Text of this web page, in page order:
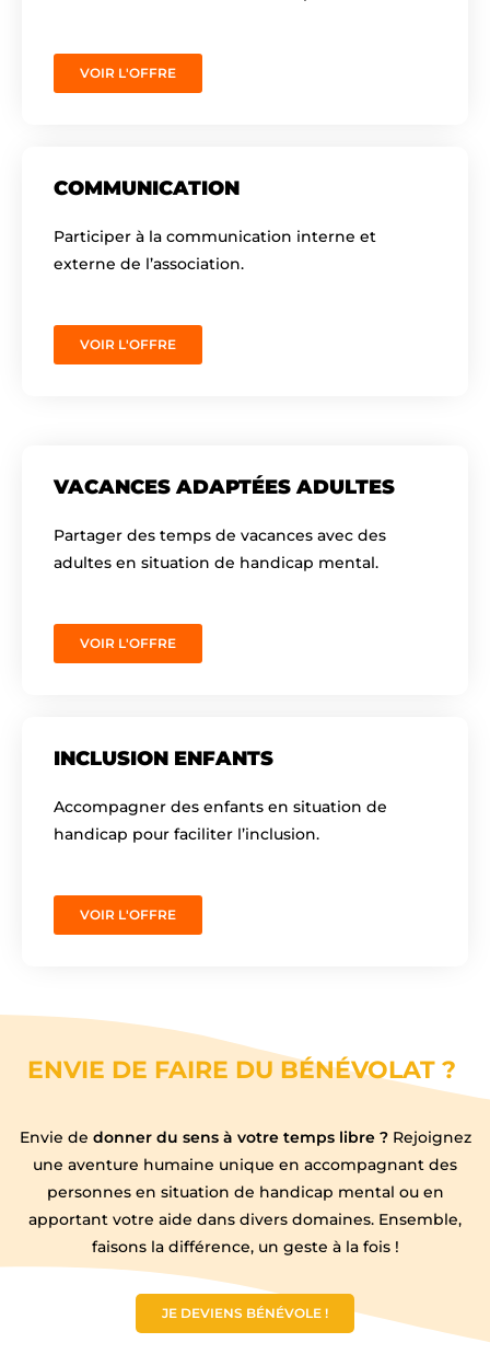
VOIR L'OFFRE
COMMUNICATION
Participer à la communication interne et
externe de l’association.
VOIR L'OFFRE
VACANCES ADAPTÉES ADULTES
Partager des temps de vacances avec des
adultes en situation de handicap mental.
VOIR L'OFFRE
INCLUSION ENFANTS
Accompagner des enfants en situation de
handicap pour faciliter l’inclusion.
VOIR L'OFFRE
ENVIE DE FAIRE DU BÉNÉVOLAT ?
Envie de donner du sens à votre temps libre ?Rejoignez
une aventure humaine unique en accompagnant des
personnes en situation de handicap mental ou en
apportant votre aide dans divers domaines. Ensemble,
faisons la différence, un geste à la fois !
JE DEVIENS BÉNÉVOLE !